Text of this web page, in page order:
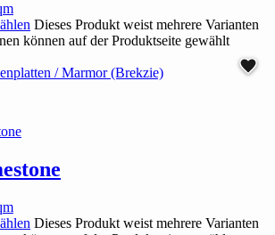
Dieses Produkt weist mehrere Varianten
können auf der Produktseite gewählt
/ Marmor (Brekzie)
Dieses Produkt weist mehrere Varianten